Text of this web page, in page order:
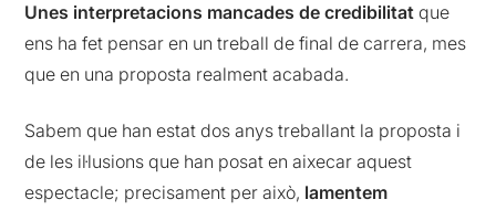
Unes interpretacions mancades de credibilitat que
ens ha fet pensar en un treball de final de carrera, mes
que en una proposta realment acabada.
Sabem que han estat dos anys treballant la proposta i
de les il·lusions que han posat en aixecar aquest
espectacle; precisament per això, lamentem